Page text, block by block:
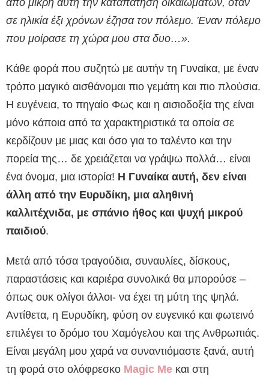
σε ηλικία έξι χρόνων έζησα τον πόλεμο. Έναν πόλεμο
που μοίρασε τη χώρα μου στα δυο…».
Κάθε φορά που συζητώ με αυτήν τη Γυναίκα, με έναν
τρόπο μαγικό αισθάνομαι πιο γεμάτη και πιο πλούσια.
Η ευγένεια, το πηγαίο Φως και η αισιοδοξία της είναι
μόνο κάποια από τα χαρακτηριστικά τα οποία σε
κερδίζουν με μιας και όσο για το ταλέντο και την
πορεία της… δε χρειάζεται να γράψω πολλά… είναι
ένα όνομα, μια ιστορία! Η Γυναίκα αυτή, δεν είναι
άλλη από την Ευρυδίκη, μια αληθινή
καλλιτέχνιδα, με σπάνιο ήθος και ψυχή μικρού
παιδιού.
Μετά από τόσα τραγούδια, συναυλίες, δίσκους,
παραστάσεις και καριέρα συνολικά θα μπορούσε –
όπως ουκ ολίγοι άλλοι- να έχει τη μύτη της ψηλά.
Αντίθετα, η Ευρυδίκη, φύση ον ευγενικό και φωτεινό
επιλέγει το δρόμο του Χαμόγελου και της Ανθρωπιάς.
Είναι μεγάλη μου χαρά να συναντιόμαστε ξανά, αυτή
τη φορά στο ολόφρεσκο Magic Me και στη